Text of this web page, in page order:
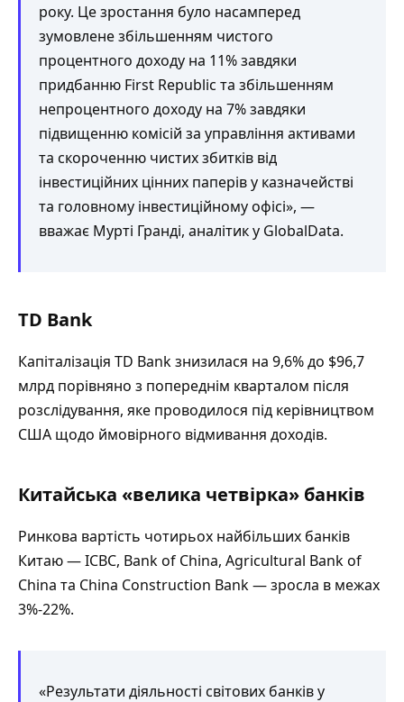
року. Це зростання було насамперед
зумовлене збільшенням чистого
процентного доходу на 11% завдяки
придбанню First Republic та збільшенням
непроцентного доходу на 7% завдяки
підвищенню комісій за управління активами
та скороченню чистих збитків від
інвестиційних цінних паперів у казначействі
та головному інвестиційному офісі», —
вважає Мурті Гранді, аналітик у GlobalData.
TD Bank
Капіталізація TD Bank знизилася на 9,6% до $96,7
млрд порівняно з попереднім кварталом після
розслідування, яке проводилося під керівництвом
США щодо ймовірного відмивання доходів.
Китайська «велика четвірка» банків
Ринкова вартість чотирьох найбільших банків
Китаю — ICBC, Bank of China, Agricultural Bank of
China та China Construction Bank — зросла в межах
3%-22%.
«Результати діяльності світових банків у